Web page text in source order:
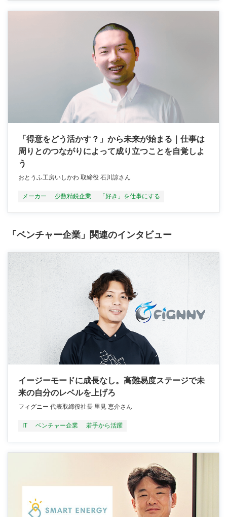
「得意をどう活かす？」から未来が始まる｜仕事は
周りとのつながりによって成り立つことを自覚しよ
う
おとうふ工房いしかわ 取締役 石川諒さん
メーカー 少数精鋭企業 「好き」を仕事にする
「ベンチャー企業」関連のインタビュー
イージーモードに成長なし。高難易度ステージで未
来の自分のレベルを上げろ
フィグニー 代表取締役社長 里見 恵介さん
IT ベンチャー企業 若手から活躍